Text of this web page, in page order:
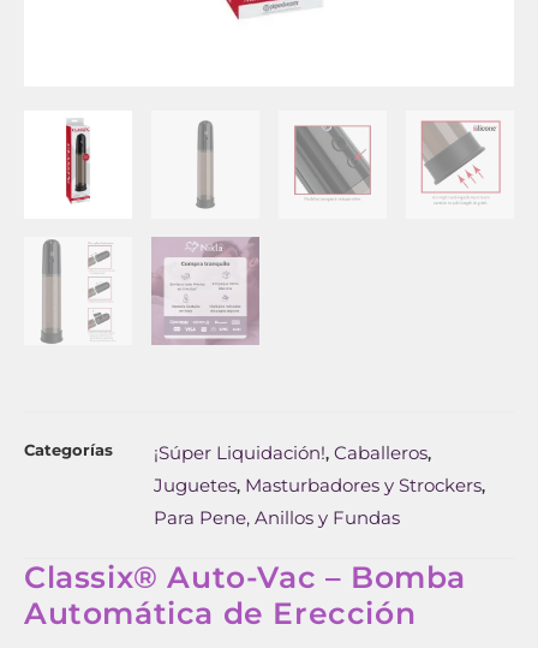
Categorías ¡Súper Liquidación!, Caballeros,
Juguetes, Masturbadores y Strockers,
Para Pene, Anillos y Fundas
Classix® Auto-Vac – Bomba
Automática de Erección